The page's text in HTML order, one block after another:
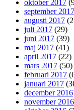
oktober 2017
september 2017
augusti 2017
juli 2017 (29)
juni 2017 (39)
maj 2017 (41)
april 2017 (22)
mars 2017 (50)
februari 2017
januari 2017
december 2016
november 2016